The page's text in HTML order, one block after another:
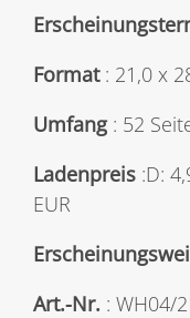
Format: 21,0 x
Umfang: 52
Ladenpreis :D:
EUR
Art.-Nr. : WH04/